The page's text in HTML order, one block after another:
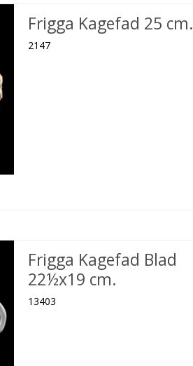
Frigga Kagefad 25 cm.
2147
Frigga Kagefad Blad
22½x19 cm.
13403